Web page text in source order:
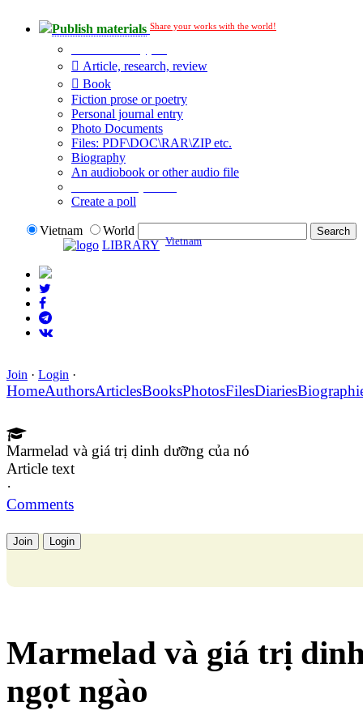
Publish materials Share your works with the world!
Article, research, review
Book
Fiction prose or poetry
Personal journal entry
Photo Documents
Files: PDF\DOC\RAR\ZIP etc.
Biography
An audiobook or other audio file
Create a poll
Vietnam
World
LIBRARY Vietnam
Join · Login ·
HomeAuthorsArticlesBooksPhotosFilesDiaries
Marmelad và giá trị dinh dưỡng của nó
Article text
·
Comments
Join Login
Marmelad và giá trị
ngọt ngào